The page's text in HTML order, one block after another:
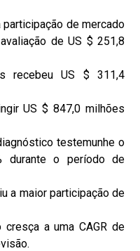
de mercado
de US $ 251,8
recebeu US $ 311,4
US $ 847,0 milhões
testemunhe o
durante o período de
a maior participação de
a uma CAGR de